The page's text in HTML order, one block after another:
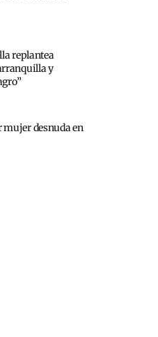
replantea
y
mujer desnuda en